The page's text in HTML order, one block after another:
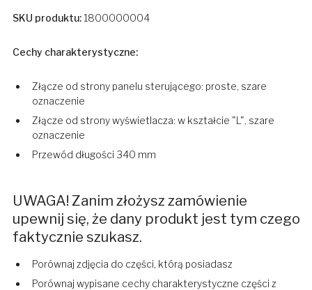
SKU produktu:1800000004
Cechy charakterystyczne:
Złącze od strony panelu sterującego: proste, szare
oznaczenie
Złącze od strony wyświetlacza: w kształcie "L", szare
oznaczenie
Przewód długości 340 mm
UWAGA! Zanim złożysz zamówienie
upewnij się, że dany produkt jest tym czego
faktycznie szukasz.
Porównaj zdjęcia do części, którą posiadasz
Porównaj wypisane cechy charakterystyczne części z